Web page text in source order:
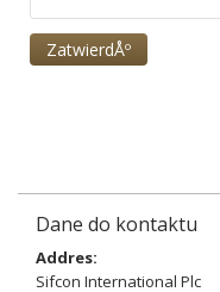
Dane do kontaktu
Addres:
Sifcon International Plc